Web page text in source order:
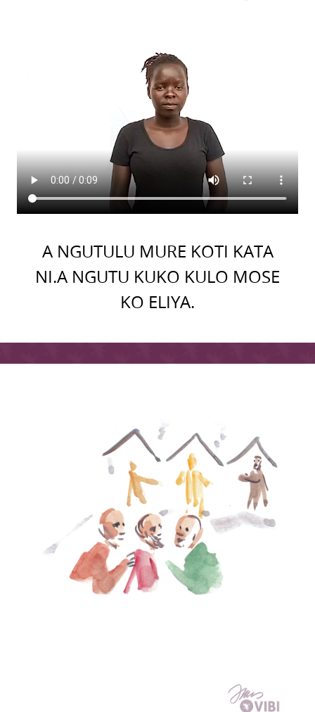
A NGUTULU MURE KOTI KATA
NI.A NGUTU KUKO KULO MOSE
KO ELIYA.